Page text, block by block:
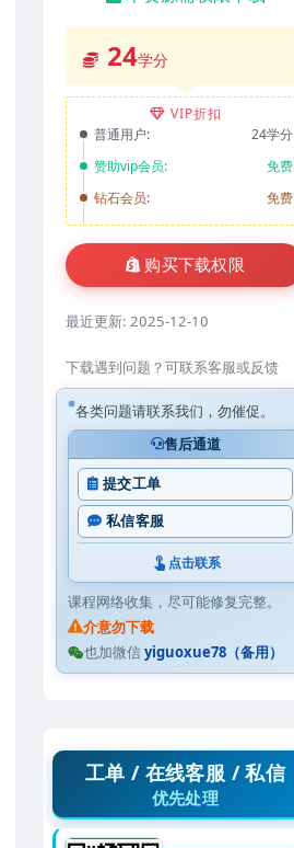
24学分
VIP折扣
普通用户:
24学分
赞助vip会员:
免费
钻石会员:
免费
购买下载权限
最近更新: 2025-12-10
下载遇到问题？可联系客服或反馈
各类问题请联系我们，勿催促。
售后通道
提交工单
私信客服
点击联系
课程网络收集，尽可能修复完整。
介意勿下载
也加微信yiguoxue78（备用）
工单 / 在线客服 / 私信
优先处理